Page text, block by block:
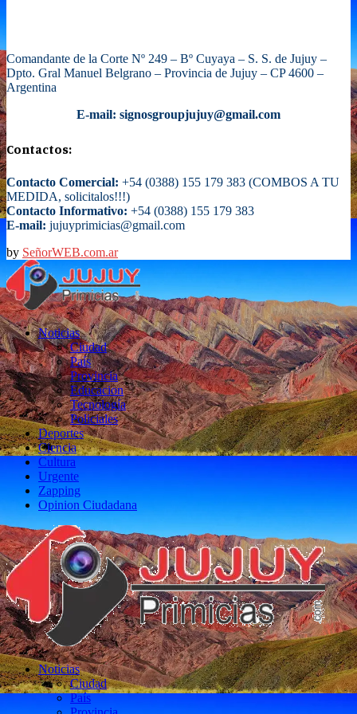
Comandante de la Corte Nº 249 – Bº Cuyaya – S. S. de Jujuy –
Dpto. Gral Manuel Belgrano – Provincia de Jujuy – CP 4600 –
Argentina
E-mail: signosgroupjujuy@gmail.com
Contactos:
Contacto Comercial: +54 (0388) 155 179 383 (COMBOS A TU
MEDIDA, solicitalos!!!)
Contacto Informativo: +54 (0388) 155 179 383
E-mail: jujuyprimicias@gmail.com
by SeñorWEB.com.ar
Facebook
Twitter
Instagram
Email
Noticias
Ciudad
País
Provincia
Educacion
Tecnología
Policiales
Deportes
Ciencia
Cultura
Urgente
Zapping
Opinion Ciudadana
Noticias
Ciudad
País